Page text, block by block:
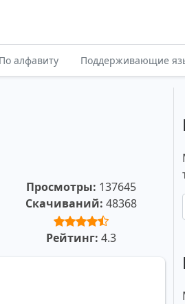
По алфавиту Поддерживающие
Просмотры: 137645
Скачиваний: 48368
Рейтинг: 4.3